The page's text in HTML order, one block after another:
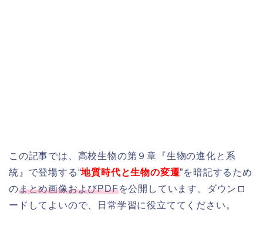
この記事では、高校生物の第９章『生物の進化と系
統』で登場する“地質時代と生物の変遷”を暗記するため
のまとめ画像およびPDFを公開しています。ダウンロ
ードしてよいので、日常学習に役立ててください。